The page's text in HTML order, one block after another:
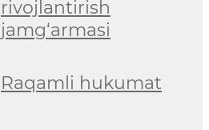
rivojlantirish
jamg‘armasi
Raqamli hukumat